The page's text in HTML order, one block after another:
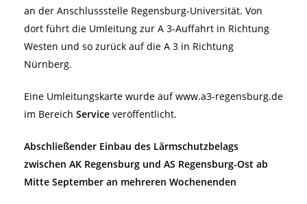
an der Anschlussstelle Regensburg-Universität. Von
dort führt die Umleitung zur A 3-Auffahrt in Richtung
Westen und so zurück auf die A 3 in Richtung
Nürnberg.
Eine Umleitungskarte wurde auf www.a3-regensburg.de
im Bereich Service veröffentlicht.
Abschließender Einbau des Lärmschutzbelags
zwischen AK Regensburg und AS Regensburg-Ost ab
Mitte September an mehreren Wochenenden